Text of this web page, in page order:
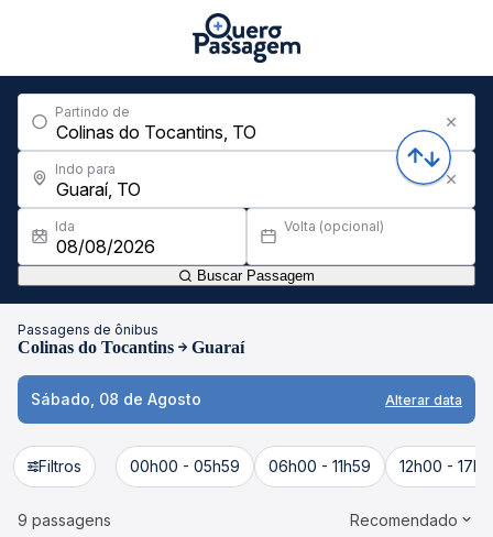
Partindo de
Indo para
Ida Volta (opcional)
Buscar Passagem
Passagens de ônibus
Colinas do Tocantins Guaraí
Sábado, 08 de Agosto Alterar data
Filtros 00h00 - 05h59 06h00 - 11h59 12h00 -
9 passagens Recomendado